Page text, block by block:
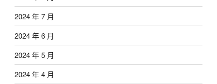
2024 年 7 月
2024 年 6 月
2024 年 5 月
2024 年 4 月